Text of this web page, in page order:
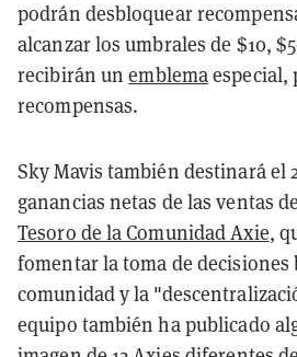
podrán desbloquear
alcanzar los umbrales de $10,
recibirán unemblemaespecial,
recompensas.
Sky Mavis también destinará el
ganancias netas de las ventas
Tesoro de la Comunidad Axie,
fomentar la toma de decisiones
comunidad y la
equipo también ha publicado